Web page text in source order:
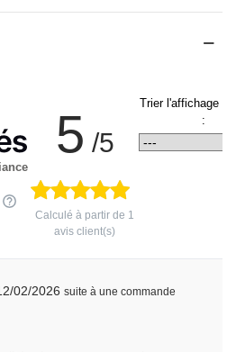
5 /5
Calculé à partir de 1
avis client(s)
Trier l'affichage
:
02/2026 suite à une commande